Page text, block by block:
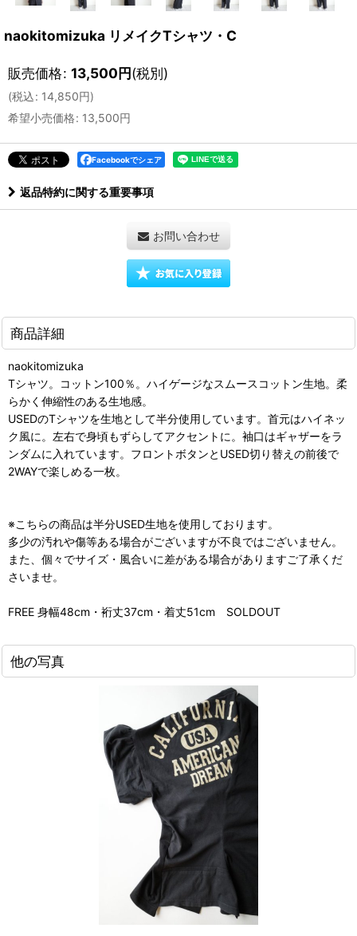
naokitomizuka リメイクTシャツ・C
販売価格: 13,500円(税別)
(税込: 14,850円)
希望小売価格: 13,500円
Facebookでシェア
返品特約に関する重要事項
お問い合わせ
商品詳細
naokitomizuka
Tシャツ。コットン100％。ハイゲージなスムースコットン生地。柔
らかく伸縮性のある生地感。
USEDのTシャツを生地として半分使用しています。首元はハイネッ
ク風に。左右で身頃もずらしてアクセントに。袖口はギャザーをラ
ンダムに入れています。フロントボタンとUSED切り替えの前後で
2WAYで楽しめる一枚。
※こちらの商品は半分USED生地を使用しております。
多少の汚れや傷等ある場合がございますが不良ではございません。
また、個々でサイズ・風合いに差がある場合がありますご了承くだ
さいませ。
FREE 身幅48cm・裄丈37cm・着丈51cm SOLDOUT
他の写真